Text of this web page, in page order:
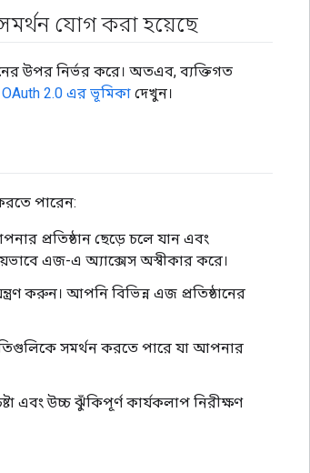
যোগ করা হয়েছে
উপর নির্ভর করে। অতএব, ব্যক্তিগত
OAuth 2.0 এর ভূমিকা দেখুন।
পারেন:
প্রতিষ্ঠান ছেড়ে চলে যান এবং
এজ-এ অ্যাক্সেস অস্বীকার করে।
করুন। আপনি বিভিন্ন এজ প্রতিষ্ঠানের
সমর্থন করতে পারে যা আপনার
এবং উচ্চ ঝুঁকিপূর্ণ কার্যকলাপ নিরীক্ষণ